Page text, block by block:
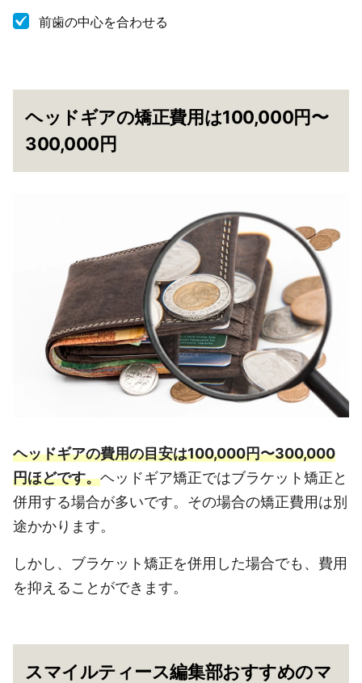
前歯の中心を合わせる
ヘッドギアの矯正費用は100,000円〜
300,000円
ヘッドギアの費用の目安は100,000円〜300,000
円ほどです。ヘッドギア矯正ではブラケット矯正と
併用する場合が多いです。その場合の矯正費用は別
途かかります。
しかし、ブラケット矯正を併用した場合でも、費用
を抑えることができます。
スマイルティース編集部おすすめのマ